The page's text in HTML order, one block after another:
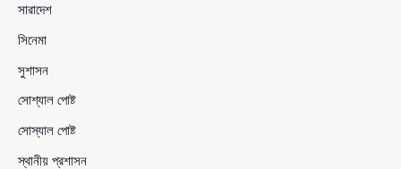
সারাদেশ
সিনেমা
সুশাসন
সোশ্যাল পোষ্ট
সোস্যাল পোষ্ট
স্থানীয় প্রশাসন